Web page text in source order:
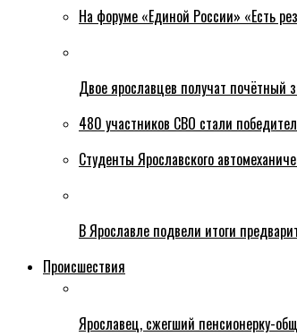
На форуме «Единой России» «Есть
Двое ярославцев получат почётный
480 участников СВО стали
Студенты Ярославского
В Ярославле подвели итоги
Происшествия
Ярославец, сжегший пенсионерку-